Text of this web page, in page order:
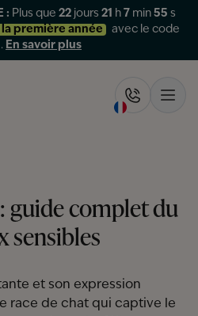
: Plus que 22 jours 21 h 7 min 55 s
la première année
avec le code
. En savoir plus
guide complet du
sensibles
et son expression
race de chat qui captive le